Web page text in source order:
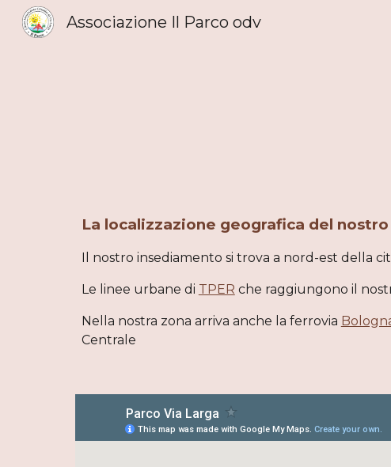
Associazione Il Parco odv
La localizzazione geografica del
Il nostro insediamento si trova a nord-est della
Le linee urbane di TPER che raggiungono il
Nella nostra zona arriva anche la ferrovia
Centrale